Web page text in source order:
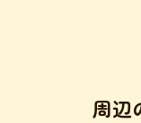
周辺